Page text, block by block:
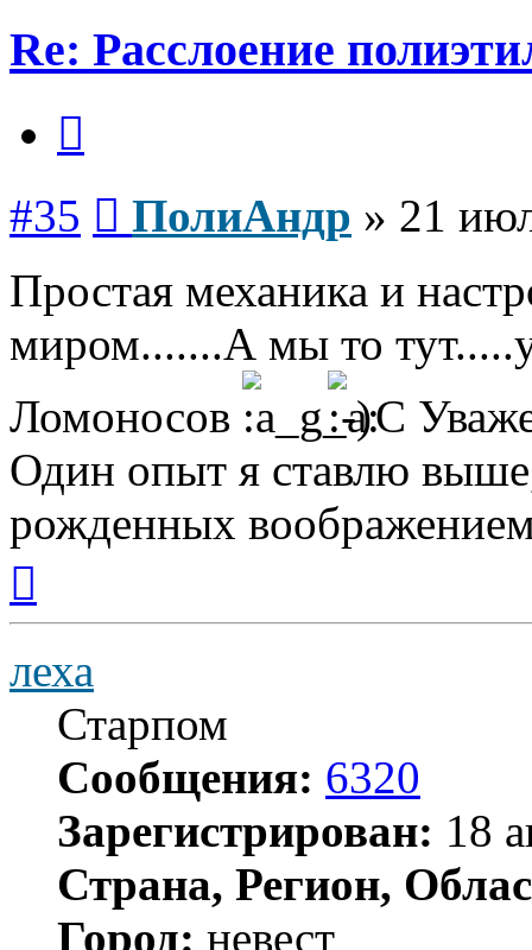
Re: Расслоение
#35 ПолиАндр » 21
Простая механика и
миром.......А мы то
Ломоносов
С
Один опыт я ставлю
рожденных
началу
леха
Старпом
Сообщения: 6320
Зарегистрирован: 18
Страна, Регион,
Город: невест